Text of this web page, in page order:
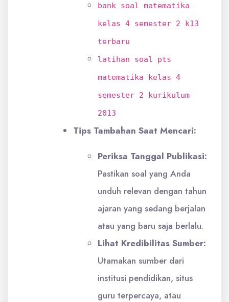
bank soal matematika
kelas 4 semester 2 k13
terbaru
latihan soal pts
matematika kelas 4
semester 2 kurikulum
2013
Tips Tambahan Saat Mencari:
Periksa Tanggal Publikasi:
Pastikan soal yang Anda
unduh relevan dengan tahun
ajaran yang sedang berjalan
atau yang baru saja berlalu.
Lihat Kredibilitas Sumber:
Utamakan sumber dari
institusi pendidikan, situs
guru terpercaya, atau